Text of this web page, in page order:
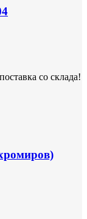
со склада!